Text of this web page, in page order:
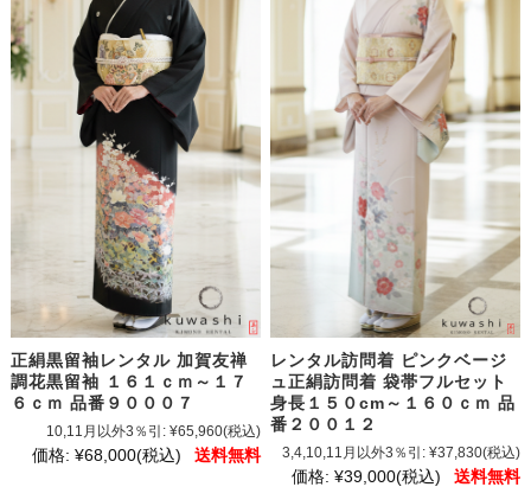
正絹黒留袖レンタル 加賀友禅
調花黒留袖 １６１ｃｍ～１７
６ｃｍ 品番９０００７
10,11月以外3％引: ¥65,960(税込)
価格: ¥68,000(税込) 送料無料
レンタル訪問着 ピンクベージ
ュ正絹訪問着 袋帯フルセット
身長１５０cm～１６０ｃｍ 品
番２００１２
3,4,10,11月以外3％引: ¥37,830(税込)
価格: ¥39,000(税込) 送料無料